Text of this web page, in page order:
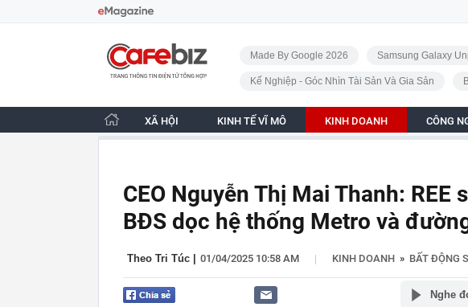
CafeBiz - Trang chủ
Made By Google 2026 Samsung Galaxy
Kế Nghiệp - Góc Nhìn Tài Sản Và Gia Sản
XÃ HỘI KINH TẾ VĨ MÔ KINH DOANH CÔNG
CEO Nguyễn Thị Mai Thanh: REE
BĐS dọc hệ thống Metro và
Theo Tri Túc 01/04/2025 10:58 AM | KINH DOANH » BẤT ĐỘNG
Nghe